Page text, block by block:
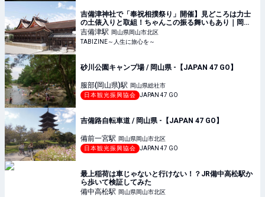
吉備津神社で「奉祝相撲祭り」開催】見どころは力士
の土俵入りと取組！ちゃんこの振る舞いもあり｜岡山
県 | TABIZINE～人生に旅心を～
吉備津駅 岡山県岡山市北区
TABIZINE～人生に旅心を～
砂川公園キャンプ場 / 岡山県 -【JAPAN 47 GO】
服部(岡山県)駅 岡山県総社市
日本観光振興協会
JAPAN 47 GO
吉備路自転車道 / 岡山県 -【JAPAN 47 GO】
備前一宮駅 岡山県岡山市北区
日本観光振興協会
JAPAN 47 GO
最上稲荷は車じゃないと行けない！？JR備中高松駅か
ら歩いて検証してみた
備中高松駅 岡山県岡山市北区